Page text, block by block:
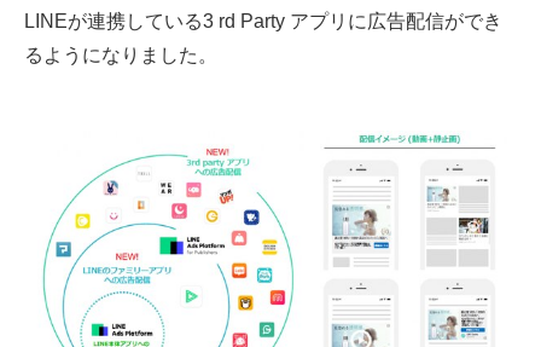
LINEが連携している3 rd Party アプリに広告配信ができ
るようになりました。